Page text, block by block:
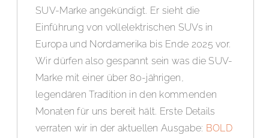
SUV-Marke angekündigt. Er sieht die
Einführung von vollelektrischen SUVs in
Europa und Nordamerika bis Ende 2025 vor.
Wir dürfen also gespannt sein was die SUV-
Marke mit einer über 80-jährigen,
legendären Tradition in den kommenden
Monaten für uns bereit hält. Erste Details
verraten wir in der aktuellen Ausgabe: BOLD